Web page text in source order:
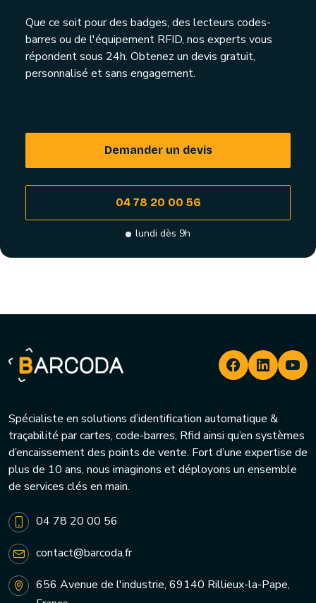
Que ce soit pour des badges, des lecteurs codes-
barres ou de l'équipement RFID, nos experts vous
répondent sous 24h. Obtenez un devis gratuit,
personnalisé et sans engagement.
Demander un devis
04 78 20 00 56
lundi dès 9h
Spécialiste en solutions d’identification automatique &
traçabilité par cartes, code-barres, Rfid ainsi qu’en systèmes
d’encaissement des points de vente. Fort d’une expertise de
plus de 10 ans, nous imaginons et déployons un ensemble
de services clés en main.
04 78 20 00 56
contact@barcoda.fr
656 Avenue de l'industrie, 69140 Rillieux-la-Pape,